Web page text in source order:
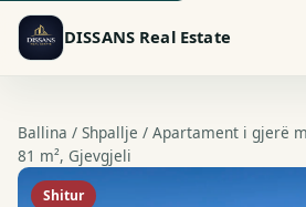
DISSANS Real Estate
Ballina / Shpallje / Apartament i gjerë
81 m², Gjevgjeli
Shitur